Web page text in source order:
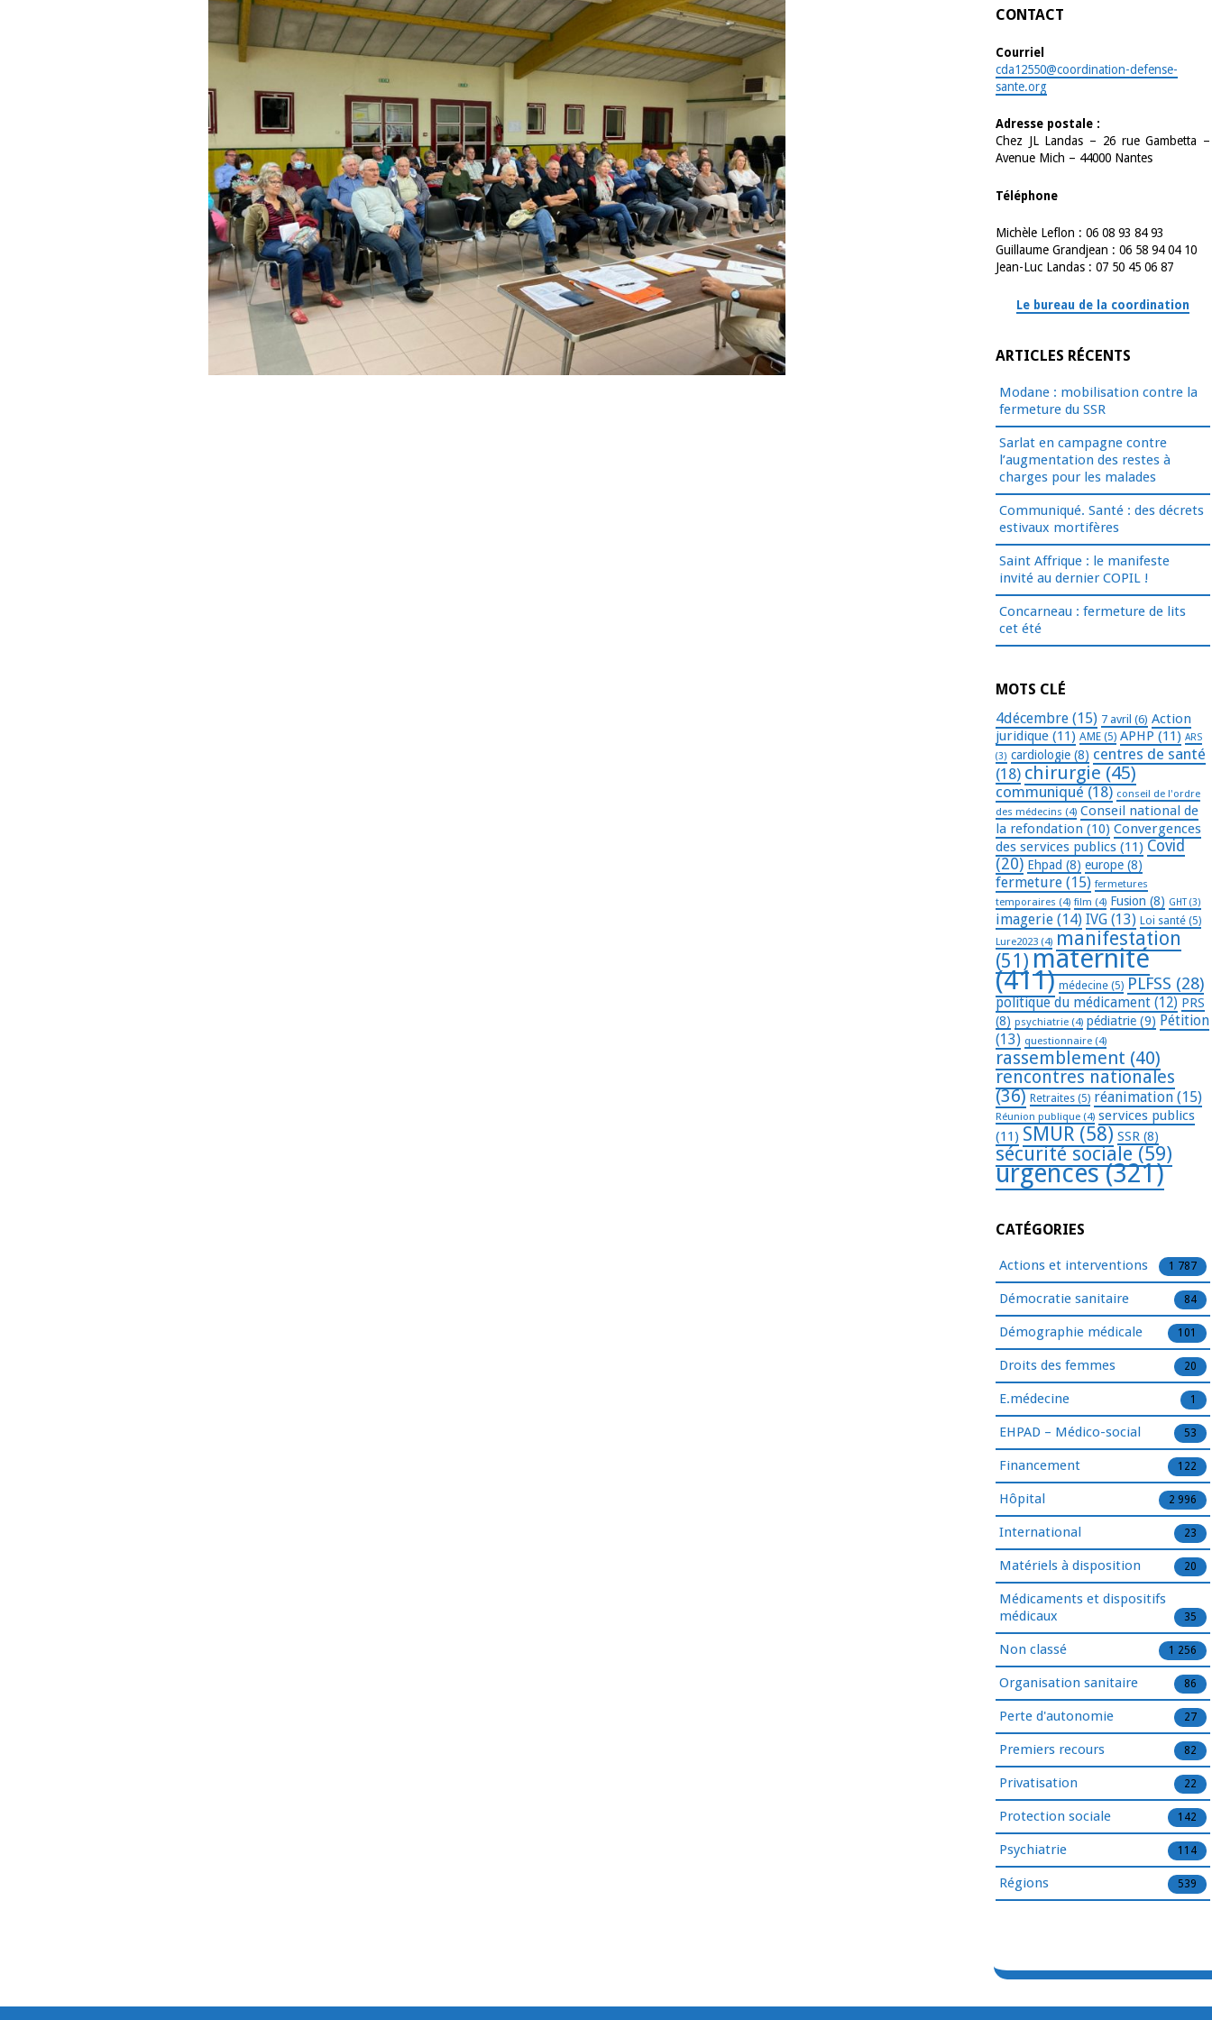
CONTACT
Courriel
cda12550@coordination-defense-
sante.org
Adresse postale :
Chez JL Landas – 26 rue Gambetta –
Avenue Mich – 44000 Nantes
Téléphone
Michèle Leflon : 06 08 93 84 93
Guillaume Grandjean : 06 58 94 04 10
Jean-Luc Landas : 07 50 45 06 87
Le bureau de la coordination
ARTICLES RÉCENTS
Modane : mobilisation contre la
fermeture du SSR
Sarlat en campagne contre
l’augmentation des restes à
charges pour les malades
Communiqué. Santé : des décrets
estivaux mortifères
Saint Affrique : le manifeste
invité au dernier COPIL !
Concarneau : fermeture de lits
cet été
MOTS CLÉ
4décembre (15) 7 avril (6) Action
juridique (11) AME (5) APHP (11) ARS
(3) cardiologie (8) centres de santé
(18) chirurgie (45)
communiqué (18) conseil de l'ordre
des médecins (4) Conseil national de
la refondation (10) Convergences
des services publics (11) Covid
(20) Ehpad (8) europe (8)
fermeture (15) fermetures
temporaires (4) film (4) Fusion (8) GHT(3)
imagerie (14) IVG (13) Loi santé (5)
Lure2023 (4) manifestation
(51) maternité
(411) médecine (5) PLFSS (28)
politique du médicament (12) PRS
(8) psychiatrie (4) pédiatrie (9) Pétition
(13) questionnaire (4)
rassemblement (40)
rencontres nationales
(36) Retraites (5) réanimation (15)
Réunion publique (4) services publics
(11) SMUR (58) SSR (8)
sécurité sociale (59)
urgences(321)
CATÉGORIES
Actions et interventions 1 787
Démocratie sanitaire 84
Démographie médicale 101
Droits des femmes 20
E.médecine 1
EHPAD – Médico-social 53
Financement 122
Hôpital 2 996
International 23
Matériels à disposition 20
Médicaments et dispositifs
médicaux
35
Non classé 1 256
Organisation sanitaire 86
Perte d'autonomie 27
Premiers recours 82
Privatisation 22
Protection sociale 142
Psychiatrie 114
Régions 539